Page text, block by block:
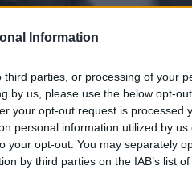
Information
parties, or processing of your
by us, please use the below opt-
your opt-out request is processed
personal information utilized by us
your opt-out. You may separately
by third parties on the IAB’s list